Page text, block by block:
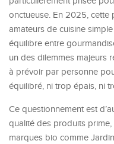
onctueuse. En 2025, cette
amateurs de cuisine
équilibre entre
un des dilemmes majeurs
à prévoir par personne
équilibré, ni trop épais, ni
Ce questionnement est
qualité des produits
marques bio comme